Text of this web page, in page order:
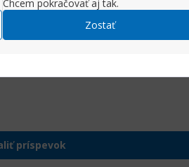
Chcem pokračovať aj tak.
Zostať
Engulfing)
Harami)
hammer)
star)
príspevok